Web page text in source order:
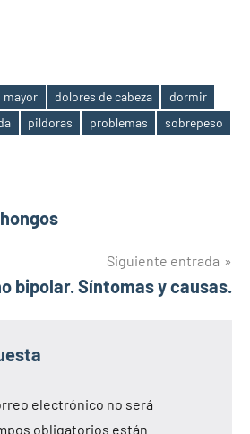
mayor dolores de cabeza
dormir
pildoras problemas
sobrepeso
Siguiente entrada
bipolar. Síntomas y causas.
electrónico no será
obligatorios están